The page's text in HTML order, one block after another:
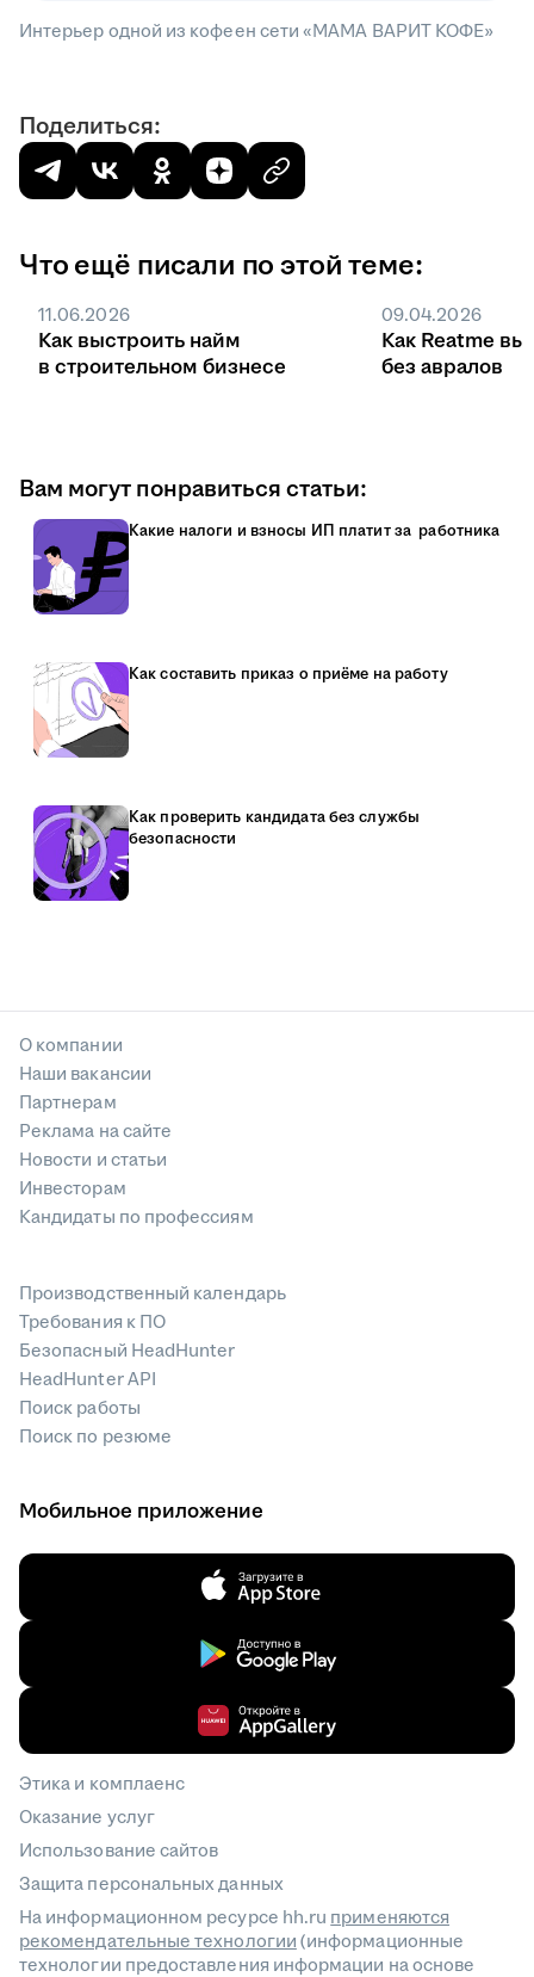
Интерьер одной из кофеен сети «МАМА ВАРИТ КОФЕ»
Поделиться:
Что ещё писали по этой теме:
11.06.2026
Как выстроить найм
в строительном бизнесе
09.04.2026
Как Reatme
без авралов
Вам могут понравиться статьи:
Какие налоги и взносы ИП платит за работника
Как составить приказ о приёме на работу
Как проверить кандидата без службы
безопасности
О компании
Наши вакансии
Партнерам
Реклама на сайте
Новости и статьи
Инвесторам
Кандидаты по профессиям
Производственный календарь
Требования к ПО
Безопасный HeadHunter
HeadHunter API
Поиск работы
Поиск по резюме
Мобильное приложение
Этика и комплаенс
Оказание услуг
Использование сайтов
Защита персональных данных
На информационном ресурсе hh.ru применяются
рекомендательные технологии(информационные
технологии предоставления информации на основе